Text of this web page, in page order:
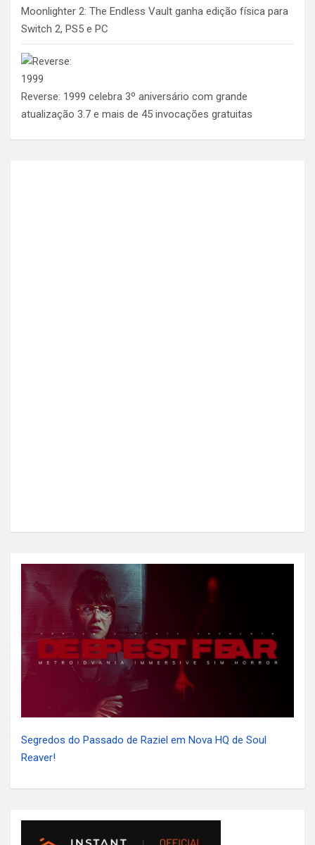
Moonlighter 2: The Endless Vault ganha edição física para
Switch 2, PS5 e PC
Reverse: 1999 celebra 3º aniversário com grande
atualização 3.7 e mais de 45 invocações gratuitas
Segredos do Passado de Raziel em Nova HQ de Soul
Reaver!